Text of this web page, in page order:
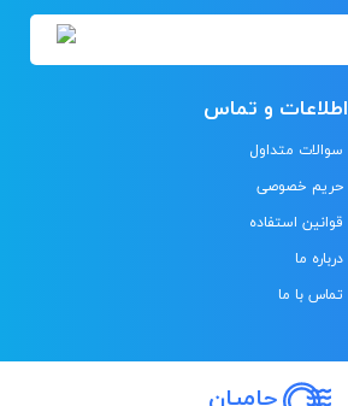
اطلاعات و تماس
سوالات متداول
حریم خصوصی
قوانین استفاده
درباره ما
تماس با ما